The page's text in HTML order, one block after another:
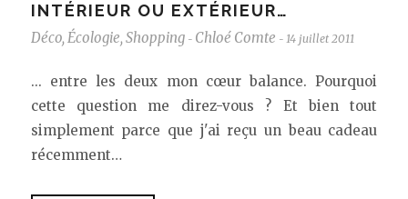
INTÉRIEUR OU EXTÉRIEUR…
Déco, Écologie, Shopping - Chloé Comte - 14 juillet 2011
... entre les deux mon cœur balance. Pourquoi
cette question me direz-vous ? Et bien tout
simplement parce que j'ai reçu un beau cadeau
récemment…